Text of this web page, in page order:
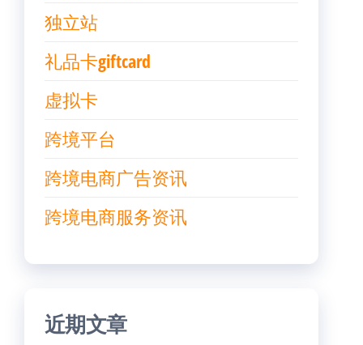
独立站
礼品卡giftcard
虚拟卡
跨境平台
跨境电商广告资讯
跨境电商服务资讯
近期文章